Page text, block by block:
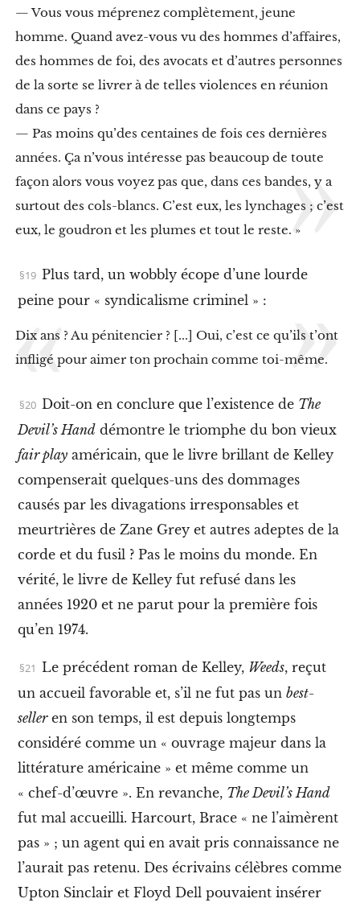
— Vous vous méprenez complètement, jeune
homme. Quand avez-vous vu des hommes d’affaires,
des hommes de foi, des avocats et d’autres personnes
de la sorte se livrer à de telles violences en réunion
dans ce pays ?
— Pas moins qu’des centaines de fois ces dernières
années. Ça n’vous intéresse pas beaucoup de toute
façon alors vous voyez pas que, dans ces bandes, y a
surtout des cols-blancs. C’est eux, les lynchages ; c’est
eux, le goudron et les plumes et tout le reste. »
Plus tard, un wobbly écope d’une lourde
peine pour « syndicalisme criminel » :
Dix ans ? Au pénitencier ? [...] Oui, c’est ce qu’ils t’ont
infligé pour aimer ton prochain comme toi-même.
Doit-on en conclure que l’existence de The
Devil’s Handdémontre le triomphe du bon vieux
fair playaméricain, que le livre brillant de Kelley
compenserait quelques-uns des dommages
causés par les divagations irresponsables et
meurtrières de Zane Grey et autres adeptes de la
corde et du fusil ? Pas le moins du monde. En
vérité, le livre de Kelley fut refusé dans les
années 1920 et ne parut pour la première fois
qu’en 1974.
Le précédent roman de Kelley, Weeds, reçut
un accueil favorable et, s’il ne fut pas un best-
selleren son temps, il est depuis longtemps
considéré comme un « ouvrage majeur dans la
littérature américaine » et même comme un
« chef-d’œuvre ». En revanche, The Devil’s Hand
fut mal accueilli. Harcourt, Brace « ne l’aimèrent
pas » ; un agent qui en avait pris connaissance ne
l’aurait pas retenu. Des écrivains célèbres comme
Upton Sinclair et Floyd Dell pouvaient insérer
a
i
I
W
o
b
b
l
e
s
c
n
r
s
a
n
i
s
m
I
.
L
s
o
b
i
e
e
l
a
a
t
u
r
I